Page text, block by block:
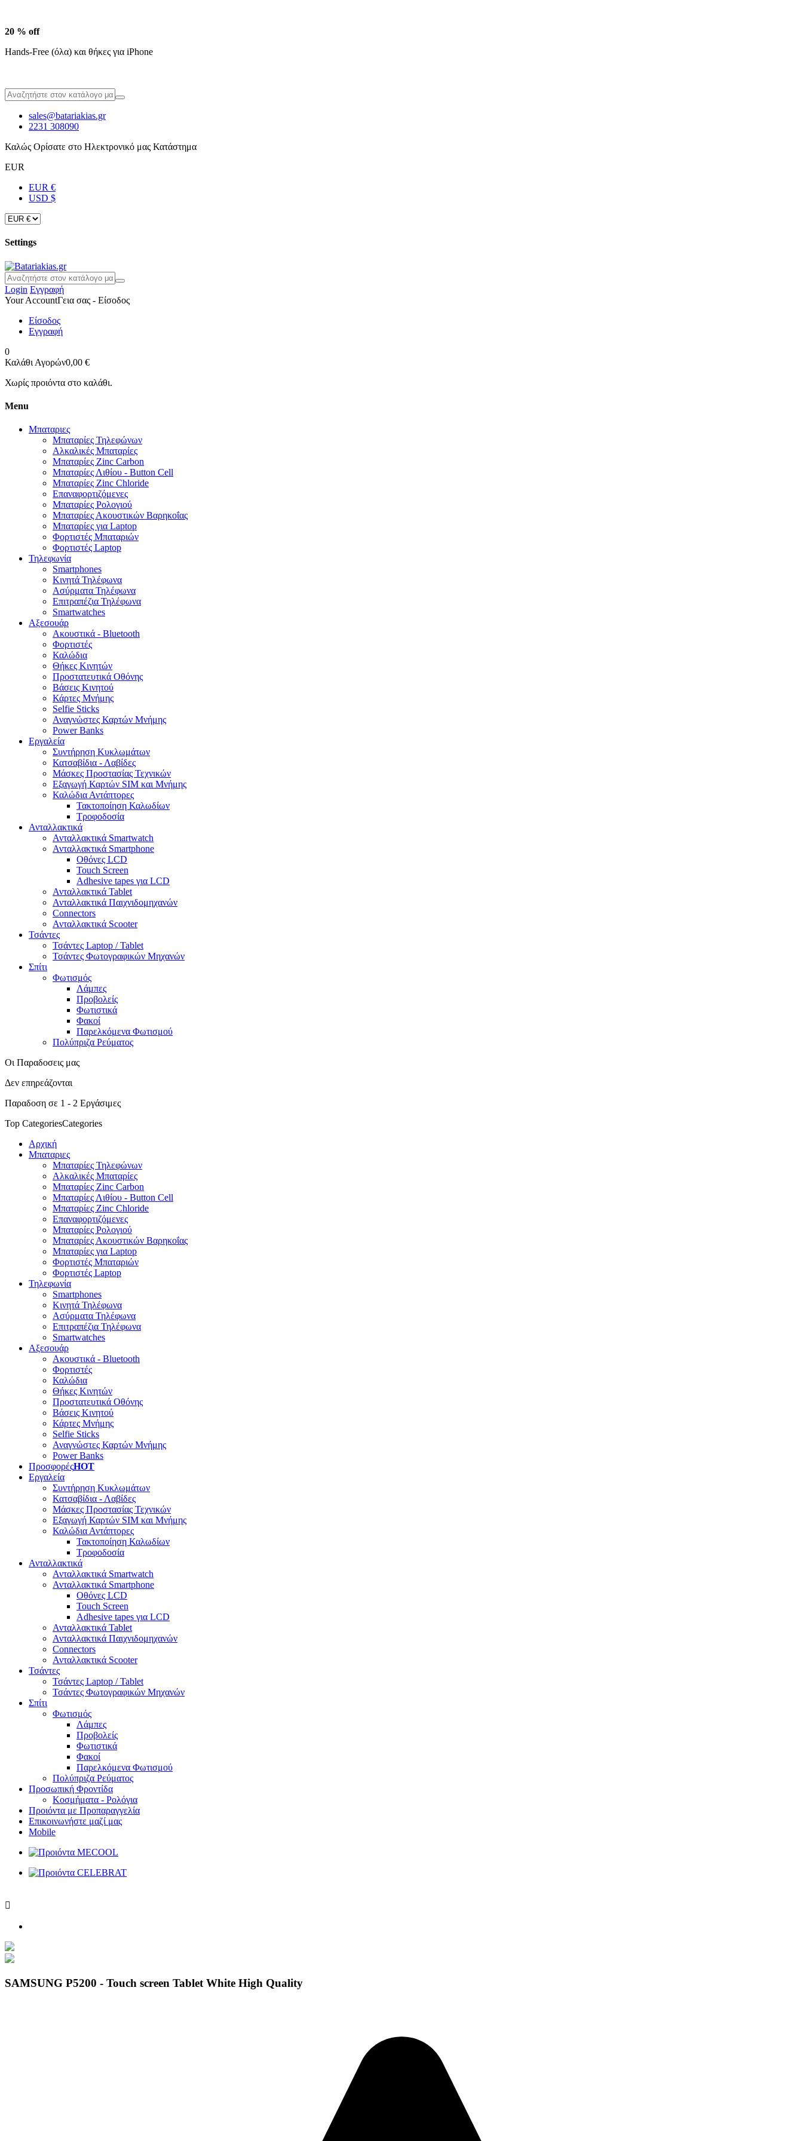
20 % off
Hands-Free (όλα) και θήκες για iPhone
sales@batariakias.gr
2231 308090
Καλώς Ορίσατε στο Ηλεκτρονικό μας Κατάστημα
EUR
EUR €
USD $
Settings
Login Εγγραφή
Your AccountΓεια σας - Είσοδος
Είσοδος
Εγγραφή
0
Καλάθι Αγορών0,00 €
Χωρίς προιόντα στο καλάθι.
Menu
Μπαταριες
Μπαταρίες Τηλεφώνων
Αλκαλικές Μπαταρίες
Μπαταρίες Zinc Carbon
Μπαταρίες Λιθίου - Button Cell
Μπαταρίες Zinc Chloride
Επαναφορτιζόμενες
Μπαταρίες Ρολογιού
Μπαταρίες Ακουστικών Βαρηκοΐας
Μπαταρίες για Laptop
Φορτιστές Μπαταριών
Φορτιστές Laptop
Τηλεφωνία
Smartphones
Κινητά Τηλέφωνα
Ασύρματα Τηλέφωνα
Επιτραπέζια Τηλέφωνα
Smartwatches
Αξεσουάρ
Ακουστικά - Bluetooth
Φορτιστές
Καλώδια
Θήκες Κινητών
Προστατευτικά Οθόνης
Βάσεις Κινητού
Κάρτες Μνήμης
Selfie Sticks
Αναγνώστες Καρτών Μνήμης
Power Banks
Εργαλεία
Συντήρηση Κυκλωμάτων
Κατσαβίδια - Λαβίδες
Μάσκες Προστασίας Τεχνικών
Εξαγωγή Καρτών SIM και Μνήμης
Καλώδια Αντάπτορες
Τακτοποίηση Καλωδίων
Τροφοδοσία
Ανταλλακτικά
Ανταλλακτικά Smartwatch
Ανταλλακτικά Smartphone
Οθόνες LCD
Touch Screen
Adhesive tapes για LCD
Ανταλλακτικά Tablet
Ανταλλακτικά Παιχνιδομηχανών
Connectors
Ανταλλακτικά Scooter
Τσάντες
Τσάντες Laptop / Tablet
Τσάντες Φωτoγραφικών Μηχανών
Σπίτι
Φωτισμός
Λάμπες
Προβολείς
Φωτιστικά
Φακοί
Παρελκόμενα Φωτισμού
Πολύπριζα Ρεύματος
Οι Παραδοσεις μας
Δεν επηρεάζονται
Παραδοση σε 1 - 2 Εργάσιμες
Top CategoriesCategories
Αρχική
Μπαταριες
Μπαταρίες Τηλεφώνων
Αλκαλικές Μπαταρίες
Μπαταρίες Zinc Carbon
Μπαταρίες Λιθίου - Button Cell
Μπαταρίες Zinc Chloride
Επαναφορτιζόμενες
Μπαταρίες Ρολογιού
Μπαταρίες Ακουστικών Βαρηκοΐας
Μπαταρίες για Laptop
Φορτιστές Μπαταριών
Φορτιστές Laptop
Τηλεφωνία
Smartphones
Κινητά Τηλέφωνα
Ασύρματα Τηλέφωνα
Επιτραπέζια Τηλέφωνα
Smartwatches
Αξεσουάρ
Ακουστικά - Bluetooth
Φορτιστές
Καλώδια
Θήκες Κινητών
Προστατευτικά Οθόνης
Βάσεις Κινητού
Κάρτες Μνήμης
Selfie Sticks
Αναγνώστες Καρτών Μνήμης
Power Banks
ΠροσφορέςHOT
Εργαλεία
Συντήρηση Κυκλωμάτων
Κατσαβίδια - Λαβίδες
Μάσκες Προστασίας Τεχνικών
Εξαγωγή Καρτών SIM και Μνήμης
Καλώδια Αντάπτορες
Τακτοποίηση Καλωδίων
Τροφοδοσία
Ανταλλακτικά
Ανταλλακτικά Smartwatch
Ανταλλακτικά Smartphone
Οθόνες LCD
Touch Screen
Adhesive tapes για LCD
Ανταλλακτικά Tablet
Ανταλλακτικά Παιχνιδομηχανών
Connectors
Ανταλλακτικά Scooter
Τσάντες
Τσάντες Laptop / Tablet
Τσάντες Φωτoγραφικών Μηχανών
Σπίτι
Φωτισμός
Λάμπες
Προβολείς
Φωτιστικά
Φακοί
Παρελκόμενα Φωτισμού
Πολύπριζα Ρεύματος
Προσωπική Φροντίδα
Κοσμήματα - Ρολόγια
Προιόντα με Προπαραγγελία
Επικοινωνήστε μαζί μας
Mobile

SAMSUNG P5200 - Touch screen Tablet White High Quality